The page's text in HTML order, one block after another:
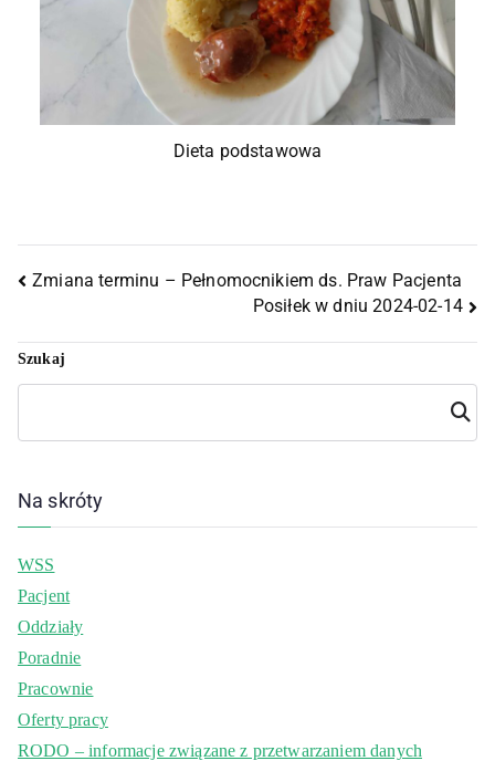
Dieta podstawowa
Zmiana terminu – Pełnomocnikiem ds. Praw Pacjenta
Posiłek w dniu 2024-02-14
Szukaj
Szuka
j
Na skróty
WSS
Pacjent
Oddziały
Poradnie
Pracownie
Oferty pracy
RODO – informacje związane z przetwarzaniem danych